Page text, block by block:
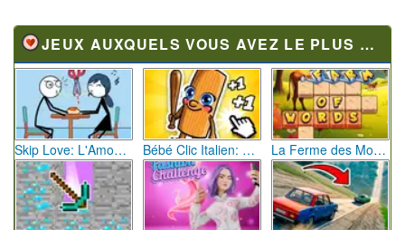
JEUX AUXQUELS VOUS AVEZ LE PLUS JOUÉ
Skip Love: L'Amour en Péril Bébé Clic Italien: La Folie des Petits Bambins La Ferme des Mots - Cultivez votre Vocabulaire